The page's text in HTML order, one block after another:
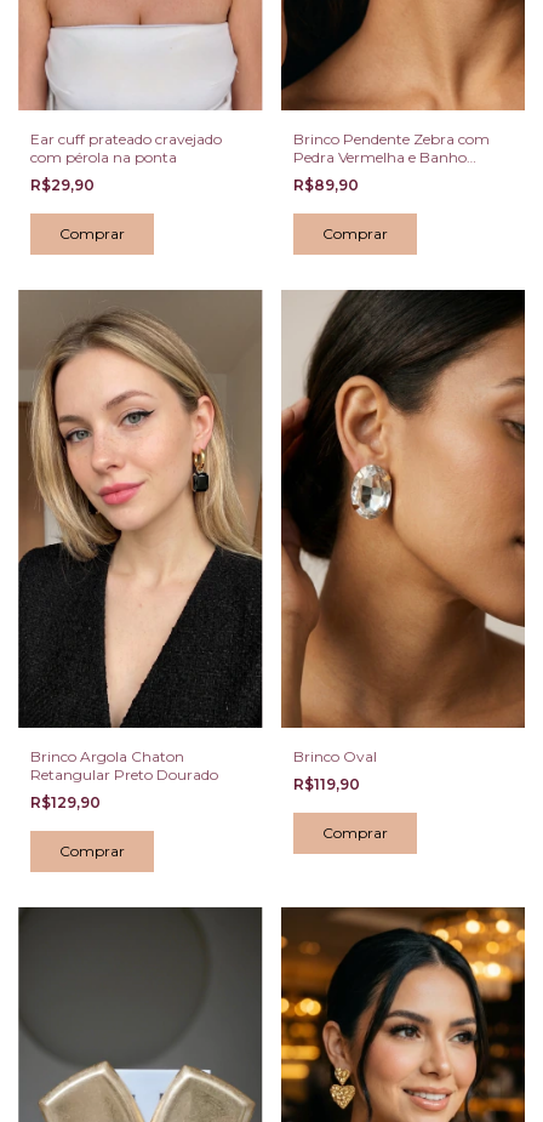
Ear cuff prateado cravejado
com pérola na ponta
R$29,90
Brinco Pendente Zebra com
Pedra Vermelha e Banho
Dourado Escuro
R$89,90
Brinco Argola Chaton
Retangular Preto Dourado
R$129,90
Brinco Oval
R$119,90